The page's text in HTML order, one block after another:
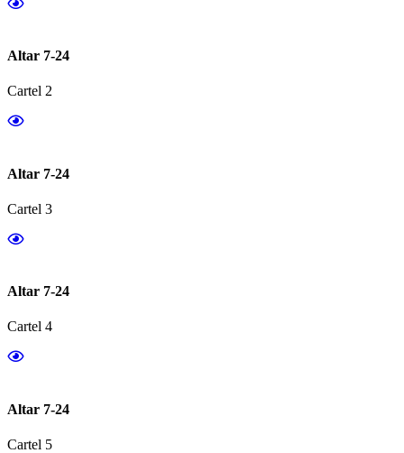
Altar 7-24
Cartel 2
Altar 7-24
Cartel 3
Altar 7-24
Cartel 4
Altar 7-24
Cartel 5